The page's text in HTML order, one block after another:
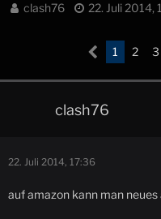
clash76 22. Juli 2014,
1 2 3
clash76
22. Juli 2014, 17:36
auf amazon kann man